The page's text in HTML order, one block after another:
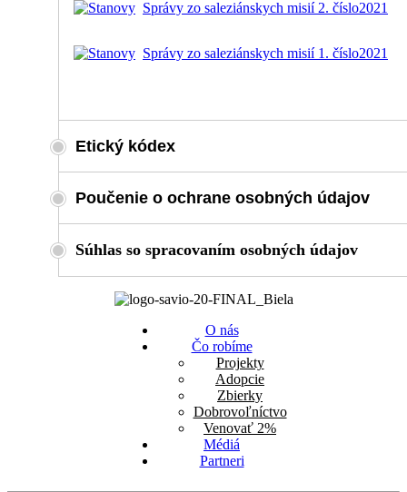
Správy zo saleziánskych misií 2. číslo2021
Správy zo saleziánskych misií 1. číslo2021
Etický kódex
Poučenie o ochrane osobných údajov
Súhlas so spracovaním osobných údajov
O nás
Čo robíme
Projekty
Adopcie
Zbierky
Dobrovoľníctvo
Venovať 2%
Médiá
Partneri